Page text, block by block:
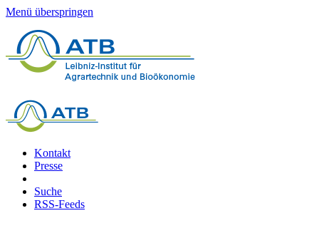
Menü überspringen
Kontakt
Presse
Suche
RSS-Feeds